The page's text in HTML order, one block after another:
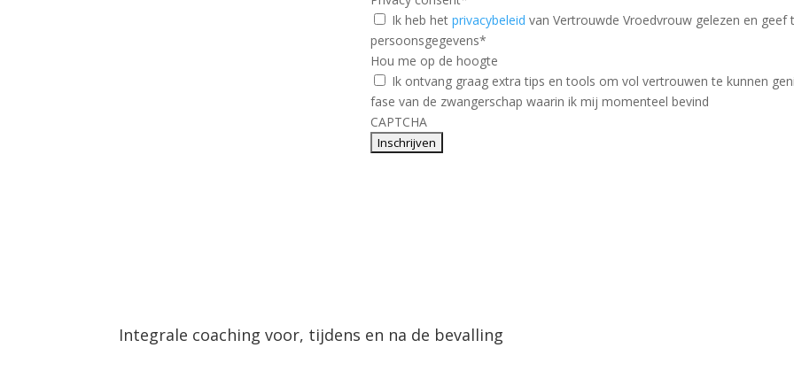
Ik heb het privacybeleid van Vertrouwde Vroedvrouw gelezen en
persoonsgegevens*
Hou me op de hoogte
Ik ontvang graag extra tips en tools om vol vertrouwen te kunnen
fase van de zwangerschap waarin ik mij momenteel bevind
CAPTCHA
Integrale coaching voor, tijdens en na de bevalling